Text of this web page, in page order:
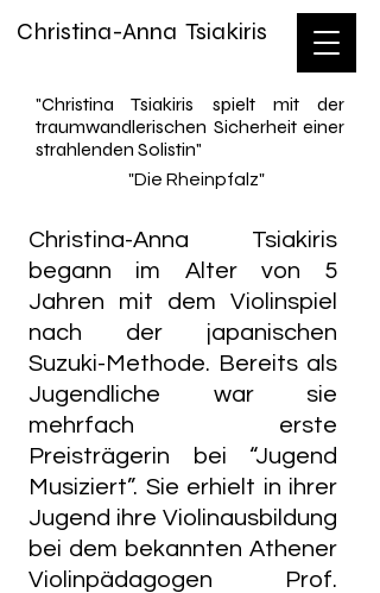
Christina-Anna Tsiakiris
"Christina Tsiakiris spielt mit der
traumwandlerischen Sicherheit einer
strahlenden Solistin"
"Die Rheinpfalz"
Christina-Anna Tsiakiris
begann im Alter von 5
Jahren mit dem Violinspiel
nach der japanischen
Suzuki-Methode. Bereits als
Jugendliche war sie
mehrfach erste
Preisträgerin bei “Jugend
Musiziert”. Sie erhielt in ihrer
Jugend ihre Violinausbildung
bei dem bekannten Athener
Violinpädagogen Prof.